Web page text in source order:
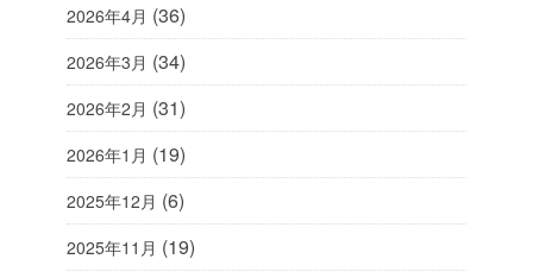
2026年4月 (36)
2026年3月 (34)
2026年2月 (31)
2026年1月 (19)
2025年12月 (6)
2025年11月 (19)